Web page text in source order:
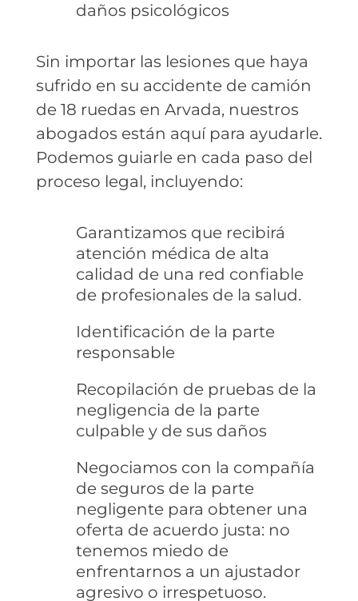
daños psicológicos
Sin importar las lesiones que haya
sufrido en su accidente de camión
de 18 ruedas en Arvada, nuestros
abogados están aquí para ayudarle.
Podemos guiarle en cada paso del
proceso legal, incluyendo:
Garantizamos que recibirá
atención médica de alta
calidad de una red confiable
de profesionales de la salud.
Identificación de la parte
responsable
Recopilación de pruebas de la
negligencia de la parte
culpable y de sus daños
Negociamos con la compañía
de seguros de la parte
negligente para obtener una
oferta de acuerdo justa: no
tenemos miedo de
enfrentarnos a un ajustador
agresivo o irrespetuoso.